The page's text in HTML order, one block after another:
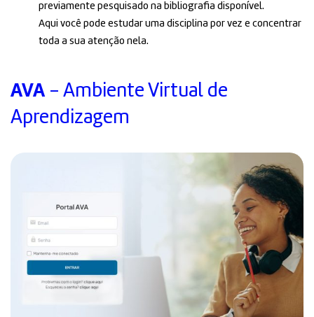
previamente pesquisado na bibliografia disponível.
Aqui você pode estudar uma disciplina por vez e concentrar
toda a sua atenção nela.
AVA - Ambiente Virtual de
Aprendizagem